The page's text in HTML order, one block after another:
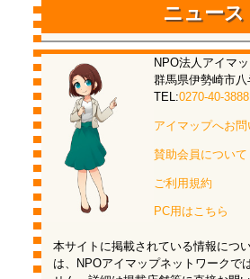
ニュース
NPO法人アイマ
群馬県伊勢崎市八
TEL:0270-40-3888
アイマップへお
賛助会員について
ご利用規約
PC用はこちら
本サイトに掲載されている情報につ
は、NPOアイマップネットワークで